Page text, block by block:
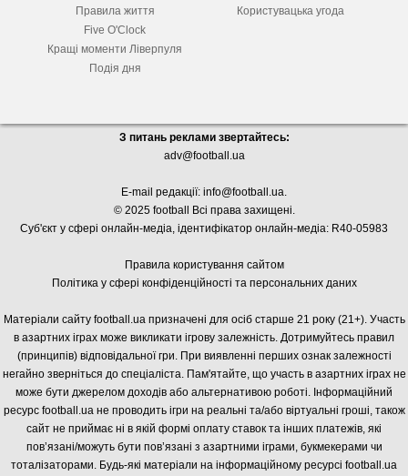
Правила життя
Five O'Clock
Кращі моменти Ліверпуля
Подія дня
Користувацька угода
З питань реклами звертайтесь:
adv@football.ua
E-mail редакції: info@football.ua.
© 2025 football Всі права захищені.
Суб'єкт у сфері онлайн-медіа, ідентифікатор онлайн-медіа: R40-05983
Правила користування сайтом
Політика у сфері конфіденційності та персональних даних
Матеріали сайту football.ua призначені для осіб старше 21 року (21+). Участь
в азартних іграх може викликати ігрову залежність. Дотримуйтесь правил
(принципів) відповідальної гри. При виявленні перших ознак залежності
негайно зверніться до спеціаліста. Пам'ятайте, що участь в азартних іграх не
може бути джерелом доходів або альтернативою роботі. Інформаційний
ресурс football.ua не проводить ігри на реальні та/або віртуальні гроші, також
сайт не приймає ні в якій формі оплату ставок та інших платежів, які
пов’язані/можуть бути пов’язані з азартними іграми, букмекерами чи
тоталізаторами. Будь-які матеріали на інформаційному ресурсі football.ua